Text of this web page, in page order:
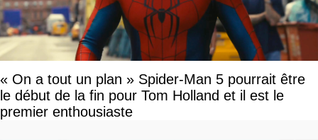
« On a tout un plan » Spider-Man 5 pourrait être
le début de la fin pour Tom Holland et il est le
premier enthousiaste